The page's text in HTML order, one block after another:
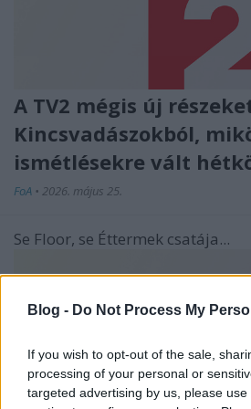
Blog - Do Not Process My
If you wish to opt-out of the sale,
processing of your personal or
targeted advertising by us, please
A TV2 mégis új
Kincsvadászokból,
ismétlésekre vált
FoA • 2026. május 25.
Se Floor, se Éttermek csatája...